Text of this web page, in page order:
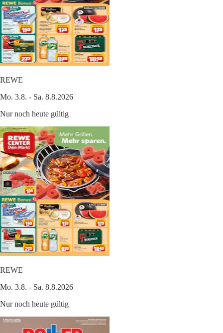
REWE
Mo. 3.8. - Sa. 8.8.2026
Nur noch heute gültig
REWE
Mo. 3.8. - Sa. 8.8.2026
Nur noch heute gültig